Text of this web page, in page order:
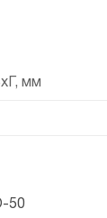
мм
50